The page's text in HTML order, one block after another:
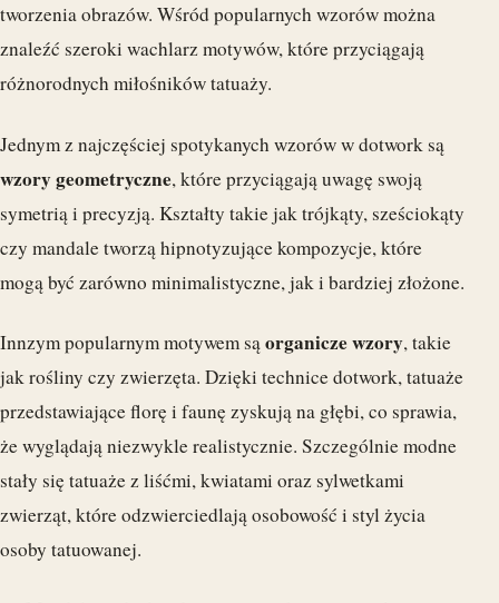
tworzenia obrazów. Wśród popularnych wzorów można
znaleźć szeroki wachlarz motywów, które przyciągają
różnorodnych miłośników tatuaży.
Jednym z najczęściej spotykanych wzorów w dotwork są
wzory geometryczne, które przyciągają uwagę swoją
symetrią i precyzją. Kształty takie jak trójkąty, sześciokąty
czy mandale tworzą hipnotyzujące kompozycje, które
mogą być zarówno minimalistyczne, jak i bardziej złożone.
Innzym popularnym motywem sąorganicze wzory, takie
jak rośliny czy zwierzęta. Dzięki technice dotwork, tatuaże
przedstawiające florę i faunę zyskują na głębi, co sprawia,
że wyglądają niezwykle realistycznie. Szczególnie modne
stały się tatuaże z liśćmi, kwiatami oraz sylwetkami
zwierząt, które odzwierciedlają osobowość i styl życia
osoby tatuowanej.